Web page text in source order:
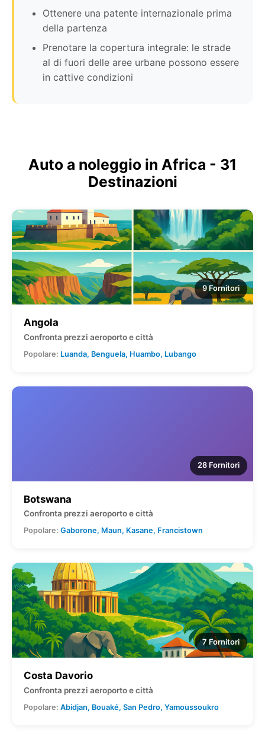
Ottenere una patente internazionale prima
della partenza
Prenotare la copertura integrale: le strade
al di fuori delle aree urbane possono essere
in cattive condizioni
Auto a noleggio in Africa - 31
Destinazioni
9 Fornitori
Angola
Confronta prezzi aeroporto e città
Popolare: Luanda, Benguela, Huambo, Lubango
28 Fornitori
Botswana
Confronta prezzi aeroporto e città
Popolare: Gaborone, Maun, Kasane, Francistown
7 Fornitori
Costa Davorio
Confronta prezzi aeroporto e città
Popolare: Abidjan, Bouaké, San Pedro, Yamoussoukro